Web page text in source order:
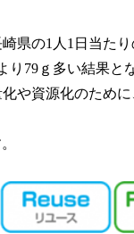
県の1人1日当た
り79ｇ多い結果と
や資源化のため